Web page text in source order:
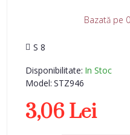
Disponibilitate: In Stoc
Model: STZ946
S 8
Bazată pe
3,06 Lei